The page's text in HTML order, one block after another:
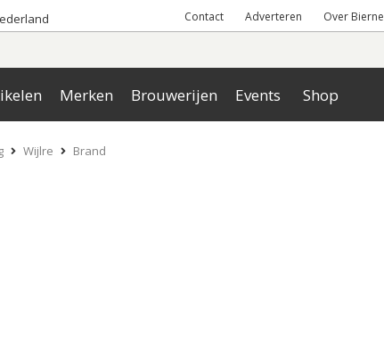
Contact Adverteren Over
Merken Brouwerijen Events Shop
Wijlre Brand